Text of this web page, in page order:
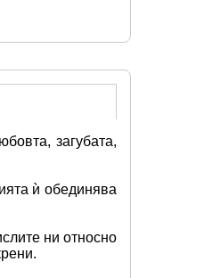
загубата,
ѝ обединява
ни относно